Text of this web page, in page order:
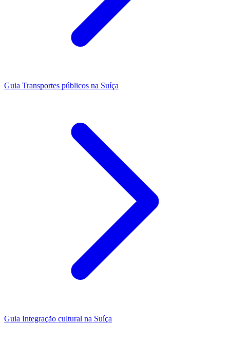
Guia Transportes públicos na Suíça
Guia Integração cultural na Suíça